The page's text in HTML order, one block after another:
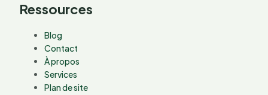
Ressources
Blog
Contact
À propos
Services
Plan de site